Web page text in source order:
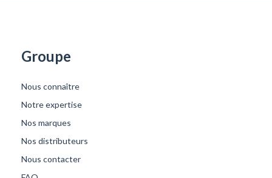
Groupe
Nous connaître
Notre expertise
Nos marques
Nos distributeurs
Nous contacter